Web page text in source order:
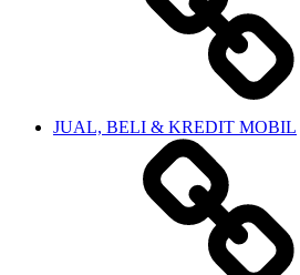
JUAL, BELI & KREDIT MOBIL